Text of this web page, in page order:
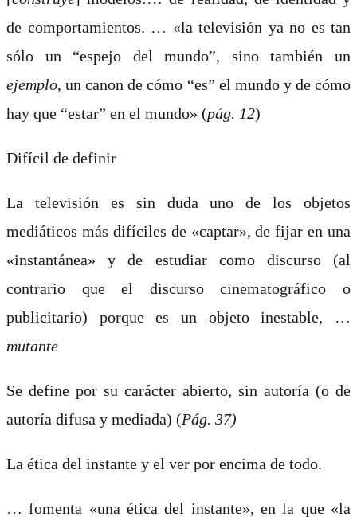
de comportamientos. … «la televisión ya no es tan
sólo un “espejo del mundo”, sino también un
ejemplo, un canon de cómo “es” el mundo y de cómo
hay que “estar” en el mundo» (pág. 12)
Difícil de definir
La televisión es sin duda uno de los objetos
mediáticos más difíciles de «captar», de fijar en una
«instantánea» y de estudiar como discurso (al
contrario que el discurso cinematográfico o
publicitario) porque es un objeto inestable, …
mutante
Se define por su carácter abierto, sin autoría (o de
autoría difusa y mediada) (Pág. 37)
La ética del instante y el ver por encima de todo.
… fomenta «una ética del instante», en la que «la